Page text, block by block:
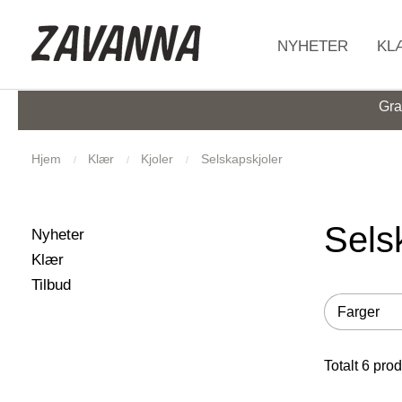
HJEM
NYHETER
Hjem Klær Kjoler Selskapskjoler
Filtrer
Filter
Farger
Totalt6
Filtrer utvalget
Filter
Nyheter
Klær
Tilbud